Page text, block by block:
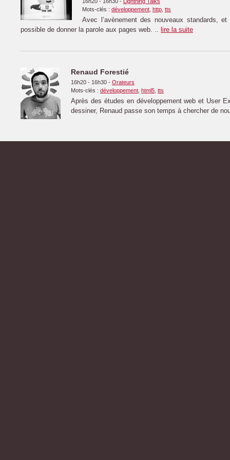
Mots-clés : développement http tts
Avec l’avènement des nouveaux standards,
possible de donner la parole aux pages web. ..
lire la suite
Renaud Forestié
16h20 - 16h30 - Orateurs
Mots-clés : développement html5 tts
Après des études en développement web et User
dessiner, Renaud passe son temps à chercher de